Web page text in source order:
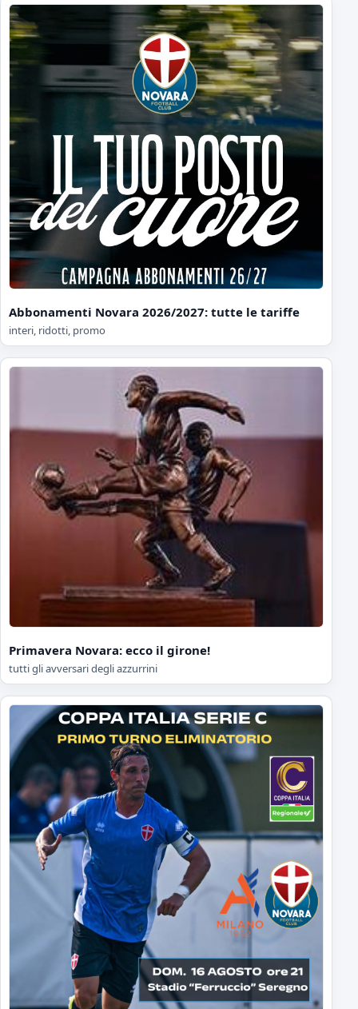
Abbonamenti Novara 2026/2027: tutte le tariffe
interi, ridotti, promo
Primavera Novara: ecco il girone!
tutti gli avversari degli azzurrini